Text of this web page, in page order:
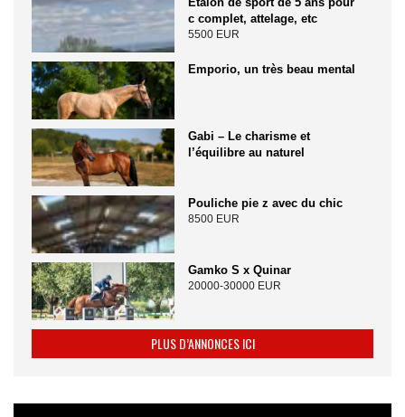
c complet, attelage, etc
5500 EUR
Emporio, un très beau mental
Gabi – Le charisme et
l’équilibre au naturel
Pouliche pie z avec du chic
8500 EUR
Gamko S x Quinar
20000-30000 EUR
PLUS D’ANNONCES ICI